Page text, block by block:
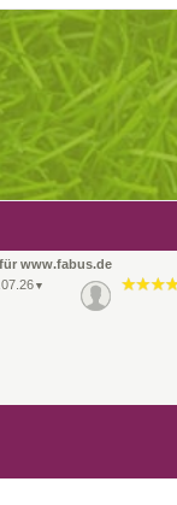
www.fabus.de
▼